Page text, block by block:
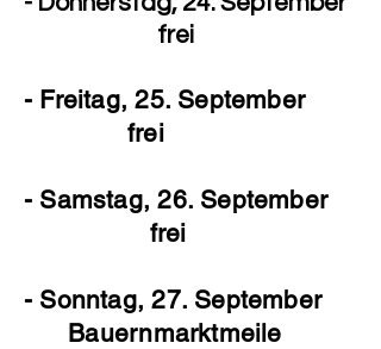
frei
- Freitag, 25. September
frei
- Samstag, 26. September
frei
- Sonntag, 27. September
Bauernmarktmeile